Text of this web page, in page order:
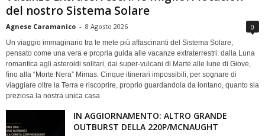
del nostro Sistema Solare
Agnese Caramanico - 8 Agosto 2026 0
Un viaggio immaginario tra le mete più affascinanti del Sistema Solare,
pensato come una vera e propria guida alle vacanze extraterrestri: dalla Luna
romantica agli asteroidi solitari, dai super-vulcani di Marte alle lune di Giove,
fino alla “Morte Nera” Mimas. Cinque itinerari impossibili, per sognare di
viaggiare oltre la Terra e riscoprire, proprio guardandola da lontano, quanto sia
preziosa la nostra unica casa
IN AGGIORNAMENTO: ALTRO GRANDE
OUTBURST DELLA 220P/MCNAUGHT